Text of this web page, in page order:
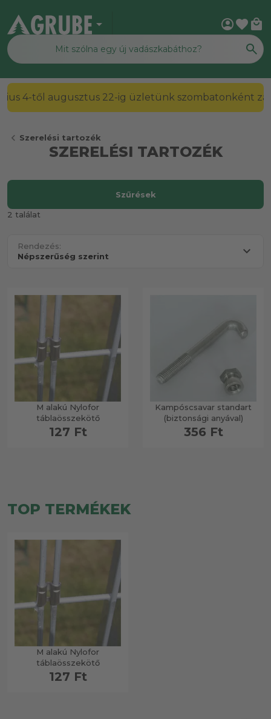
arrow_drop_down account_circlefavorite local_mall
4-től augusztus 22-ig üzletünk szombatonként
chevron_left Szerelési tartozék
SZERELÉSI TARTOZÉK
2 találat
Rendezés:
M alakú Nylofor
táblaösszekötő
127 Ft
Kampóscsavar standart
(biztonsági anyával)
356 Ft
TOP TERMÉKEK
M alakú Nylofor
táblaösszekötő
127 Ft
Szűrések